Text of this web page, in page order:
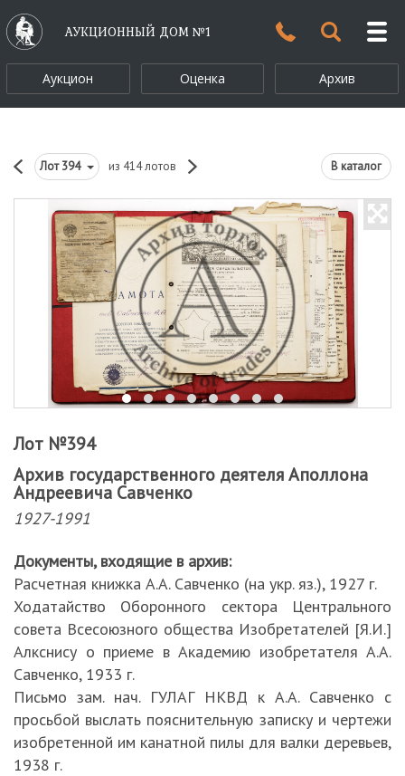
АУКЦИОННЫЙ ДОМ №1
Аукцион Оценка Архив
Лот394 из 414 лотов В каталог
Лот №394
Архив государственного деятеля Аполлона
Андреевича Савченко
1927-1991
Документы, входящие в архив:
Расчетная книжка А.А. Савченко (на укр. яз.), 1927 г.
Ходатайство Оборонного сектора Центрального
совета Всесоюзного общества Изобретателей [Я.И.]
Алкснису о приеме в Академию изобретателя А.А.
Савченко, 1933 г.
Письмо зам. нач. ГУЛАГ НКВД к А.А. Савченко с
просьбой выслать пояснительную записку и чертежи
изобретенной им канатной пилы для валки деревьев,
1938 г.